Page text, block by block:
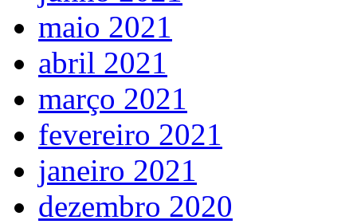
maio 2021
abril 2021
março 2021
fevereiro 2021
janeiro 2021
dezembro 2020